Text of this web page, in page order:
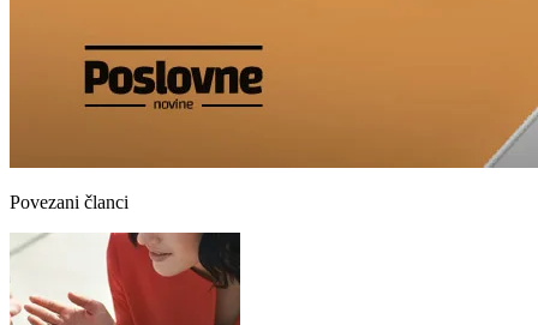
Povezani članci